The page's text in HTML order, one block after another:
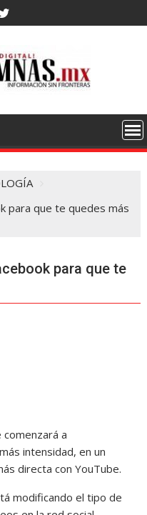
para que te quedes más
para que te
a
intensidad, en un
directa con YouTube.
modificando el tipo de